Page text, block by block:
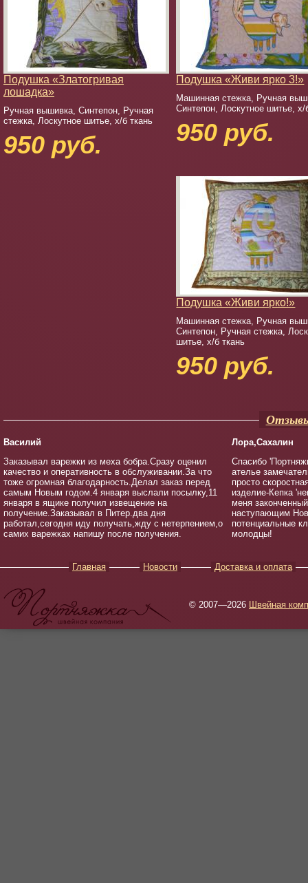
Подушка «Златогривая
лошадка»
Ручная вышивка, Синтепон, Ручная
стежка, Лоскутное шитье, х/б ткань
950 руб.
Подушка «Живи ярко 3!»
Машинная стежка, Ручная
Синтепон, Лоскутное шитье, х/
950 руб.
Подушка «Живи ярко!»
Машинная стежка, Ручная
Синтепон, Ручная стежка,
шитье, х/б ткань
950 руб.
Василий
Заказывал варежки из меха бобра.Сразу оценил
качество и оперативность в обслуживании.За что
тоже огромная благодарность.Делал заказ перед
самым Новым годом.4 января выслали посылку,11
января в ящике получил извещение на
получение.Заказывал в Питер.два дня
работал,сегодня иду получать,жду с нетерпением,о
самих варежках напишу после получения.
Лора,Сахалин
Спасибо
ателье
просто
изделие-Кепка
меня
наступающим
потенциальные
молодцы!
Главная Новости Доставка и оплата
© 2007—2026 Швейная